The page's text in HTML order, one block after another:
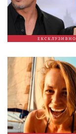
ЕКСКЛУЗИВНО